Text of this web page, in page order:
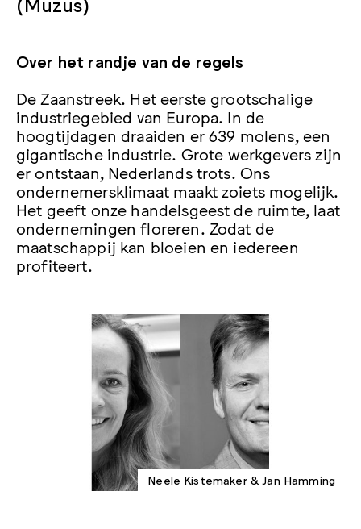
Over het randje van de regels
De Zaanstreek. Het eerste grootschalige
industriegebied van Europa. In de
hoogtijdagen draaiden er 639 molens, een
gigantische industrie. Grote werkgevers zijn
er ontstaan, Nederlands trots. Ons
ondernemersklimaat maakt zoiets mogelijk.
Het geeft onze handelsgeest de ruimte, laat
ondernemingen floreren. Zodat de
maatschappij kan bloeien en iedereen
profiteert.
Neele Kistemaker & Jan Hamming